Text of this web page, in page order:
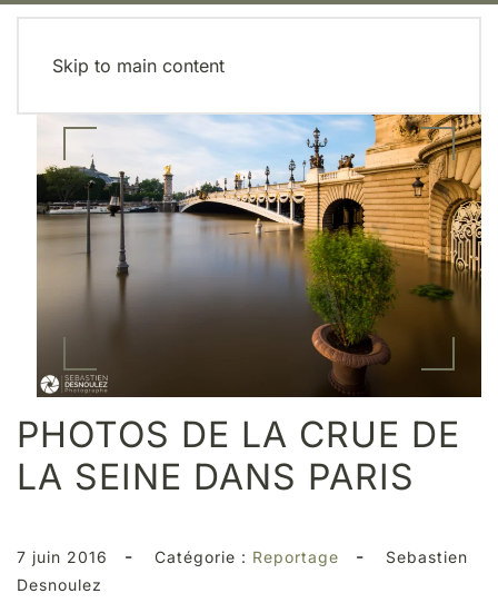
Skip to main content
PHOTOS DE LA CRUE DE
LA SEINE DANS PARIS
7 juin 2016 - Catégorie : Reportage -
Sebastien
Desnoulez